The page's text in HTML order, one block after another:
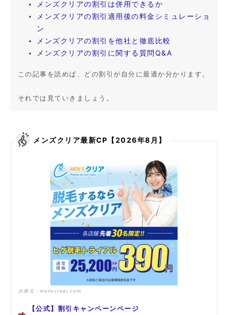
メンズクリアの割引は併用できるか
メンズクリアの割引適用後の料金シミュレーショ
ン
メンズクリアの割引を他社と徹底比較
メンズクリアの割引に関する質問Q&A
この記事を読めば、どの割引が自分に最適か分かります。
それでは見ていきましょう。
メンズクリア最新CP【2026年8月】
出典元： mensclear.com
【公式】割引キャンペーンページ